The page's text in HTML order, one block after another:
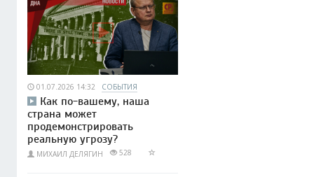
01.07.2026 14:32 СОБЫТИЯ
Как по-вашему, наша
страна может
продемонстрировать
реальную угрозу?
МИХАИЛ ДЕЛЯГИН 528